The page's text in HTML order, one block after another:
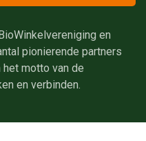
en
pionierende partners
motto van de
en verbinden.